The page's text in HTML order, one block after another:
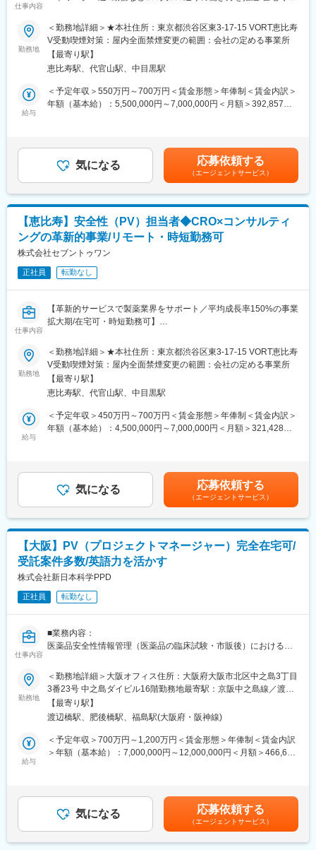
・CIOMS、MedWatch、E2B(R3)等の各種報告書作成・提出
・PVチーム統括、メンバー育成・教育
・SOP策定・改訂、業務プロセス最適化
・品質管理、監査対応
【グローバル対応】
・グローバルPVプロジェクトへの参画
・海外クライアント・規制当局との英語/中国語でのコミュニケー
薬が市場に出る前の「本当に効くか・安全か」を確かめる試験
を、画像診断を使って支援している会社です。医療画像を専門的
に解析し、薬の効き目を客観的な数字で示し、新薬開発の成功を
裏側から支えています。
日本でいち早くこの画像診断の分野に特化したパイオニアであ
り、多くの製薬会社や大学病院と長年取引をしています。安定性
と専門性の高さで優位な地位を築いています。
変更の範囲：会社の定める業務
仕事内容
■業務内容
製造販売後調査における登録・DM業務をご担当いただきます。
＜担当業務＞
・立ち上げ業務（調査票設計支援、EDC開発支援、進捗管理シス
テムの構築支援、DM関連手順の作成・レビュー等）
・運用業務（調査票発行、データ入力、データクリーニング、ク
エリ発出、コーディング等）
■キャリアについて
受託型DMとしてリーダーやPMとしてのキャリアはもちろん、製
キャリア面談で「これからやりたい、磨きたいこと」「担当した
い業務」「会社に求めたいこと」をヒアリングし、社員の自己実
現をサポートできる体制を整えます。希望を踏まえた部署横断の
異動も積極的に行っております。
■当社の魅力
◇ご入社後の契約形態も個人の都合でフレキシブルに変更可能で
あり、フレックスはもちろん、ポジションによってはフルリモー
トや週4勤務まで対応可能です。社長自身が「100人100通りの働
き方」を掲げ、社員が自由な働き方を実現しています。
◇コンサルやCRO出身など、多様なバックグラウンドを持つ社員
が在籍しており、各業界のナレッジを研修や全社MTGにて積極的
に蓄積・共有を行っております。他の業界のナレッジをもとに、
更なるスキル・キャリアアップや独立に向けた支援が充実してい
■当社の紹介
ティングファームとしての課題解決力を活かし、お客様のビジネ
スに高品質なサービスを提供します。現在、クライアントの100%
は製薬会社（国内大手製薬企業及び外資製薬企業）であり、クラ
イアントの95%以上が長期的なパートナーとして当社を選び続け
ています。
変更の範囲：会社の定める業務
勤務地
＜勤務地詳細＞★本社住所：東京都渋谷区東3-17-15 VORT恵比寿
V受動喫煙対策：屋内全面禁煙変更の範囲：会社の定める事業所
【最寄り駅】
恵比寿駅、代官山駅、中目黒駅
給与
＜予定年収＞550万円～700万円＜賃金形態＞年俸制＜賃金内訳＞
年額（基本給）：5,500,000円～7,000,000円＜月額＞392,857円
があります。月給(月額)は固定手当を含めた表記です。
気になる 応募依頼する
（エージェントサービス）
【恵比寿】安全性（PV）担当者◆CRO×コンサルティ
ングの革新的事業/リモート・時短勤務可
株式会社セブントゥワン
正社員 転勤なし
仕事内容
【革新的サービスで製薬業界をサポート／平均成長率150%の事業
拡大期/在宅可・時短勤務可】
＜医薬品・医療機器＞
・有害事象/不具合収集に関するモニタリング
・有害事象/不具合収集に関するreconciliation
・グローバル安全性データベースへの入力と管理
・安全性データベースの設定変更作業
・医薬品/医療機器の市販、治験安全性情報の評価・報告
・医薬品/医療機器の市販、治験安全性情報の文献1次評価（スク
・安全性業務に関する手順書、SOP等の作成、メンテナンス
・電子文書保存管理と運用
PVとして、リーダークラスへのキャリアはもちろん、製薬企業向
けのPVコンサル/ITコンサルなど多様なキャリアを実現可能です。
当社は社員の自己実現を強く後押ししており、キャリア面談を通
して希望を踏まえた部署横断の異動も積極的に行っております。
■当社の魅力
◇ご入社後の契約形態も個人の都合でフレキシブルに変更可能で
あり、フレックスはもちろん、ポジションによってはフルリモー
トや週4勤務まで対応可能です。
社長自身が「100人100通りの働き方」を掲げ、社員が自由な働き
※入社時点でのフルリモート/週4勤務は不可となります。
◇コンサルやCRO出身など、多様なバックグラウンドを持つ社員
が在籍しており、各業界のナレッジを研修や全社MTGにて積極的
に蓄積・共有を行っております。他の業界のナレッジをもとに、
ます。
サービス）を提供いています。製薬業界に関する知見とコンサル
ティングファームとしての課題解決力を活かし、お客様のビジネ
スに高品質なサービスを提供します。現在、クライアントの100%
は製薬会社（国内大手製薬企業及び外資製薬企業）であり、クラ
勤務地
＜勤務地詳細＞★本社住所：東京都渋谷区東3-17-15 VORT恵比寿
V受動喫煙対策：屋内全面禁煙変更の範囲：会社の定める事業所
【最寄り駅】
恵比寿駅、代官山駅、中目黒駅
給与
＜予定年収＞450万円～700万円＜賃金形態＞年俸制＜賃金内訳＞
年額（基本給）：4,500,000円～7,000,000円＜月額＞321,428円
があります。月給(月額)は固定手当を含めた表記です。
気になる 応募依頼する
（エージェントサービス）
【大阪】PV（プロジェクトマネージャー）完全在宅可/
受託案件多数/英語力を活かす
株式会社新日本科学PPD
正社員 転勤なし
仕事内容
■業務内容：
医薬品安全性情報管理（医薬品の臨床試験・市販後）におけるプ
■業務詳細：
・臨床試験および市販後の医薬品安全性情報管理におけるプロジ
ェクトマネジメントを担当。チームマネージャーと連携し、進
捗・品質・予算管理および顧客対応を行う。
・リソース管理（人員・予算）、リスク特定・エスカレーション
を通じて、GVP/GCP等のコンプライアンスを維持・向上。
・業務プロセスの標準化・最適化やKPIに基づく改善を推進し、社
内外ステークホルダーとの調整や会議運営、課題解決をリード。
PMDA・顧客・社内他部署との交渉や、グローバルチーム・提携
勤務地
＜勤務地詳細＞大阪オフィス住所：大阪府大阪市北区中之島3丁目
3番23号 中之島ダイビル16階勤務地最寄駅：京阪中之島線／渡辺
橋駅受動喫煙対策：屋内全面禁煙変更の範囲：会社の定める事業
所（リモートワーク含む）
【最寄り駅】
渡辺橋駅、肥後橋駅、福島駅(大阪府・阪神線)
給与
＜予定年収＞700万円～1,200万円＜賃金形態＞年俸制＜賃金内訳
＞年額（基本給）：7,000,000円～12,000,000円＜月額＞466,666
は御座いません。※毎年3月末に業績に応じて業績賞与の支給があ
ります。賃金はあくまでも目安の金額であり、選考を通じて上下
する可能性があります。月給(月額)は固定手当を含めた表記です。
気になる 応募依頼する
（エージェントサービス）